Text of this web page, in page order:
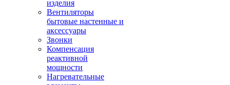
изделия
Вентиляторы
бытовые настенные и
аксессуары
Звонки
Компенсация
реактивной
мощности
Нагревательные